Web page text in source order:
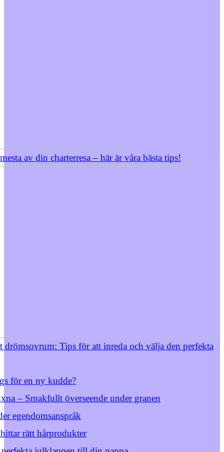
av din charterresa – här är våra bästa tips!
drömsovrum: Tips för att inreda och välja den perfekta
för en ny kudde?
– Smakfullt överseende under granen
egendomsanspråk
rätt hårprodukter